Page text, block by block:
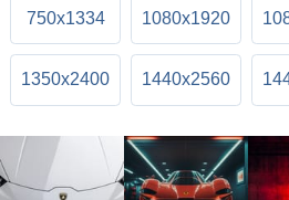
750x1334 1080x1920
1350x2400 1440x2560